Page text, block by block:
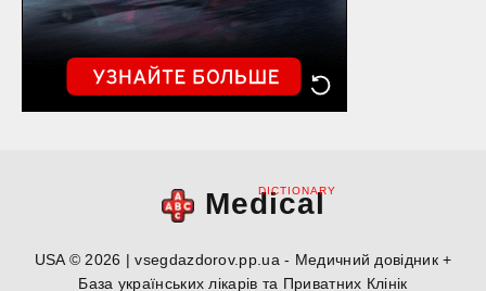
Medical
DICTIONARY
USA © 2026 | vsegdazdorov.pp.ua - Медичний довідник +
База українських лікарів та Приватних Клінік